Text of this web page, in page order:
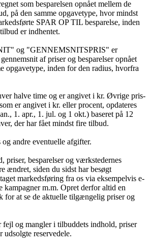
som besparelsen opnået mellem de
på den samme opgavetype, hvor mindst
SPAR OP TIL besparelse, inden
er indhentet.
og "GENNEMSNITSPRIS" er
af priser og besparelser opnået
opgavetype, inden for den radius, hvorfra
halve time og er angivet i kr. Øvrige pris-
er angivet i kr. eller procent, opdateres
1. apr., 1. jul. og 1 okt.) baseret på 12
der har fået mindst fire tilbud.
andre eventuelle afgifter.
priser, besparelser og værkstedernes
ændret, siden du sidst har besøgt
markedsføring fra os via eksempelvis e-
m.m. Opret derfor altid en
for at se de aktuelle tilgængelig priser og
fejl og mangler i tilbuddets indhold, priser
udsolgte reservedele.